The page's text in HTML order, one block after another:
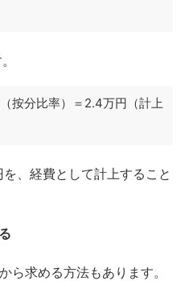
按分比率）＝2.4万円（計上
、経費として計上すること
から求める方法もあります。